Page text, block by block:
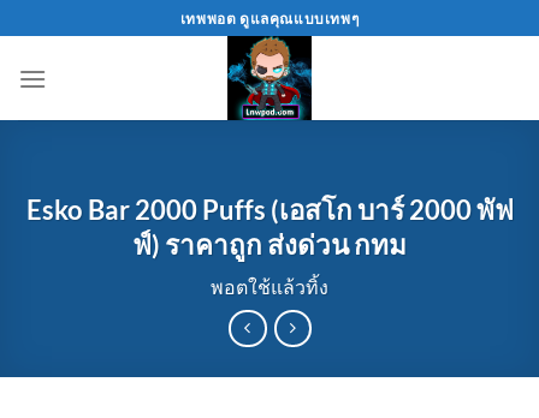
to
content
เทพพอต ดูแลคุณแบบเทพๆ
Esko Bar 2000 Puffs (เอสโก บาร์ 2000 พัฟ
ฟ์) ราคาถูก ส่งด่วน กทม
พอตใช้แล้วทิ้ง